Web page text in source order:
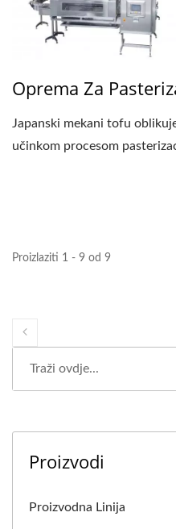
Oprema Za
Japanski mekani tofu
učinkom procesom
Proizlaziti 1 - 9 od 9
Proizvodi
Proizvodna Linija